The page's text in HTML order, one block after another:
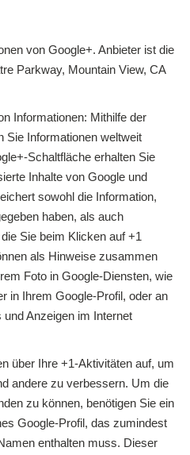
von Google+. Anbieter ist die
Parkway, Mountain View, CA
Informationen: Mithilfe der
Sie Informationen weltweit
Schaltfläche erhalten Sie
Inhalte von Google und
sowohl die Information,
haben, als auch
Sie beim Klicken auf +1
als Hinweise zusammen
Foto in Google-Diensten, wie
in Ihrem Google-Profil, oder an
Anzeigen im Internet
über Ihre +1-Aktivitäten auf, um
andere zu verbessern. Um die
zu können, benötigen Sie ein
Google-Profil, das zumindest
enthalten muss. Dieser